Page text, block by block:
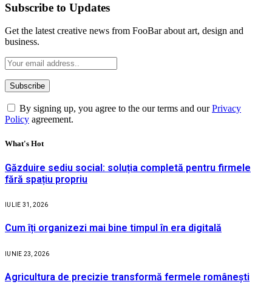
Subscribe to Updates
Get the latest creative news from FooBar about art, design and
business.
By signing up, you agree to the our terms and ourPrivacy
Policy agreement.
What's Hot
Găzduire sediu social: soluția completă pentru firmele
fără spațiu propriu
IULIE 31, 2026
Cum îți organizezi mai bine timpul în era digitală
IUNIE 23, 2026
Agricultura de precizie transformă fermele românești